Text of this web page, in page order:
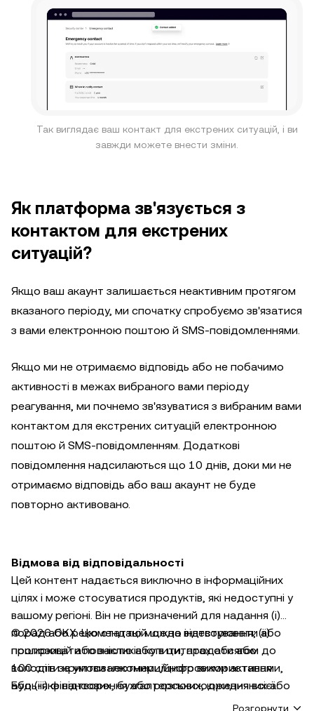
Так виглядає ваш контакт для екстрених ситуацій, і ви
завжди можете внести зміни.
Як платформа зв'язується з
контактом для екстрених
ситуацій?
Якщо ваш акаунт залишається неактивним протягом
вказаного періоду, ми спочатку спробуємо зв'язатися
з вами електронною поштою й SMS-повідомленнями.
Якщо ми не отримаємо відповідь або не побачимо
активності в межах вибраного вами періоду
реагування, ми почнемо зв'язуватися з вибраним вами
контактом для екстрених ситуацій електронною
поштою й SMS-повідомленням. Додаткові
повідомлення надсилаються що 10 днів, доки ми не
отримаємо відповідь або ваш акаунт не буде
повторно активовано.
Відмова від відповідальності
Цей контент надається виключно в інформаційних
цілях і може стосуватися продуктів, які недоступні у
вашому регіоні. Він не призначений для надання (i)
порад або рекомендацій щодо інвестування; (ii)
пропозицій або закликів купити, продати або
володіти криптовалютними/цифровими активами,
або (iii) фінансових, бухгалтерських, юридичних або
податкових консультацій. Криптовалютні/цифрові
© 2026 OKX. Цю статтю можна відтворювати або
поширювати повністю або в цитатах обсягом до
100 слів за умови некомерційного використання.
Будь-яке відтворення або розповсюдження всієї
статті також має бути чітко зазначено: «Ця стаття ©
Розгорнути